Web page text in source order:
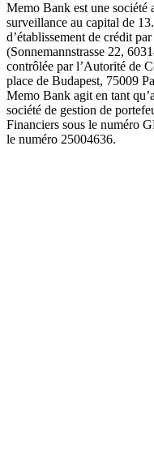
Memo Bank est une société
surveillance au capital de
d’établissement de crédit
(Sonnemannstrasse 22,
contrôlée par l’Autorité de
place de Budapest, 75009
Memo Bank agit en tant
société de gestion de
Financiers sous le numéro
le numéro 25004636.